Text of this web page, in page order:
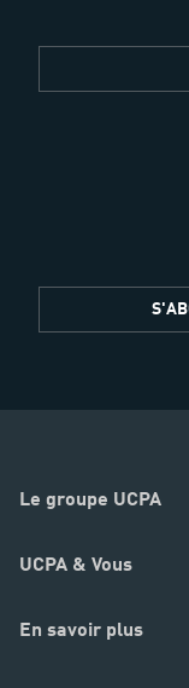
informés
Le groupe UCPA
UCPA & Vous
En savoir plus